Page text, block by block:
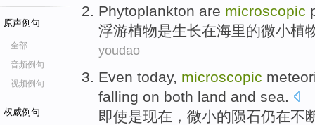
原声例句
全部
音频例句
视频例句
权威例句
Phytoplankton are microscopic
浮游植物是生长在海里的微小植
youdao
Even today, microscopic
falling on both land and sea
即使是现在 ， 微小的陨石仍在不